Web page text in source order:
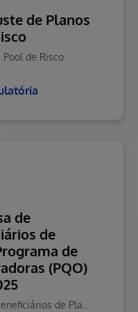
de Planos
de Risco
de
de
de
(PQO)